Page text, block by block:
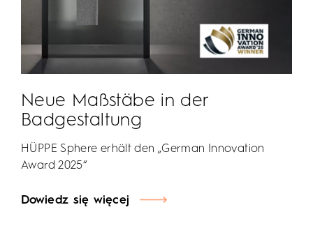
Neue Maßstäbe in der
Badgestaltung
HÜPPE Sphere erhält den „German Innovation
Award 2025“
Dowiedz się więcej